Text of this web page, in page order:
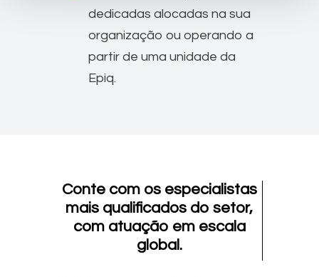
dedicadas alocadas na sua
organização ou operando a
partir de uma unidade da
Epiq.
Conte com os especialistas
mais qualificados do setor,
com atuação em escala
global.